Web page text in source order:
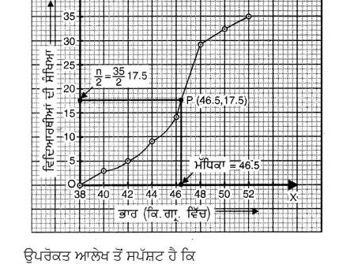
ਉਪਰੋਕਤ ਆਲੇਖ ਤੋਂ ਸਪੱਸ਼ਟ ਹੈ ਕਿ